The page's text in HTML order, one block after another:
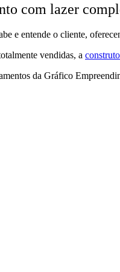
com lazer
e entende o cliente,
vendidas, a
da Gráfico